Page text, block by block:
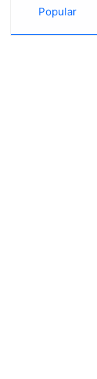
Popular